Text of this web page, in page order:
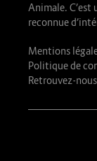
Animale.
reconnue
Mentions
Politique de
Retrouvez-